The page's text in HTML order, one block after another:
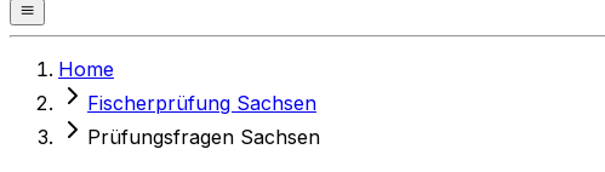
Home
Fischerprüfung Sachsen
Prüfungsfragen Sachsen